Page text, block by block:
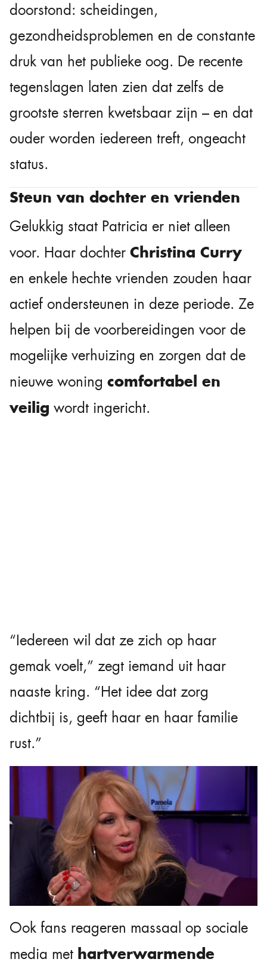
doorstond: scheidingen,
gezondheidsproblemen en de constante
druk van het publieke oog. De recente
tegenslagen laten zien dat zelfs de
grootste sterren kwetsbaar zijn – en dat
ouder worden iedereen treft, ongeacht
status.
Steun van dochter en vrienden
Gelukkig staat Patricia er niet alleen
voor. Haar dochter Christina Curry
en enkele hechte vrienden zouden haar
actief ondersteunen in deze periode. Ze
helpen bij de voorbereidingen voor de
mogelijke verhuizing en zorgen dat de
nieuwe woning comfortabel en
veilig wordt ingericht.
“Iedereen wil dat ze zich op haar
gemak voelt,” zegt iemand uit haar
naaste kring. “Het idee dat zorg
dichtbij is, geeft haar en haar familie
rust.”
Ook fans reageren massaal op sociale
media met hartverwarmende